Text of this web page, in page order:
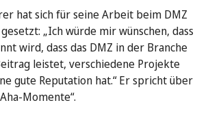
hat sich für seine Arbeit beim DMZ
„Ich würde mir wünschen, dass
wird, dass das DMZ in der Branche
leistet, verschiedene Projekte
gute Reputation hat.“ Er spricht über
Momente“.